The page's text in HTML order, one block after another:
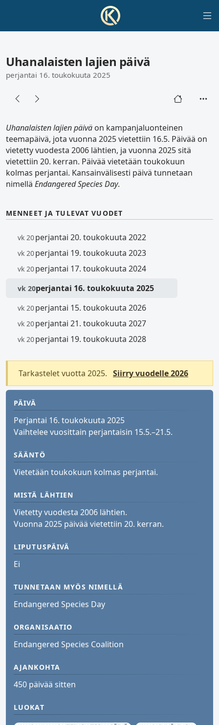
Uhanalaisten lajien päivä
perjantai 16. toukokuuta 2025
Uhanalaisten lajien päivä on kampanjaluonteinen
teemapäivä, jota vuonna 2025 vietettiin 16.5. Päivää on
vietetty vuodesta 2006 lähtien, ja vuonna 2025 sitä
vietettiin 20. kerran. Päivää vietetään toukokuun
kolmas perjantai. Kansainvälisesti päivä tunnetaan
nimellä Endangered Species Day.
MENNEET JA TULEVAT VUODET
vk 20perjantai 20. toukokuuta 2022
vk 20perjantai 19. toukokuuta 2023
vk 20perjantai 17. toukokuuta 2024
vk 20perjantai 16. toukokuuta 2025
vk 20perjantai 15. toukokuuta 2026
vk 20perjantai 21. toukokuuta 2027
vk 20perjantai 19. toukokuuta 2028
Tarkastelet vuotta 2025. Siirry vuodelle 2026
PÄIVÄ
Perjantai 16. toukokuuta 2025
Vaihtelee vuosittain perjantaisin 15.5.–21.5.
SÄÄNTÖ
Vietetään toukokuun kolmas perjantai.
MISTÄ LÄHTIEN
Vietetty vuodesta 2006 lähtien.
Vuonna 2025 päivää vietettiin 20. kerran.
LIPUTUSPÄIVÄ
Ei
TUNNETAAN MYÖS NIMELLÄ
Endangered Species Day
ORGANISAATIO
Endangered Species Coalition
AJANKOHTA
450 päivää sitten
LUOKAT